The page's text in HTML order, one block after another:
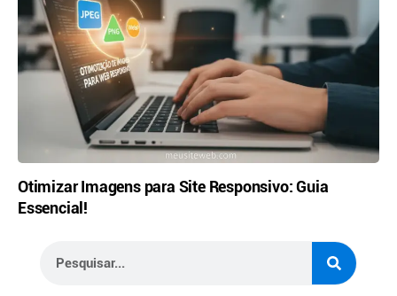
Otimizar Imagens para Site Responsivo: Guia
Essencial!